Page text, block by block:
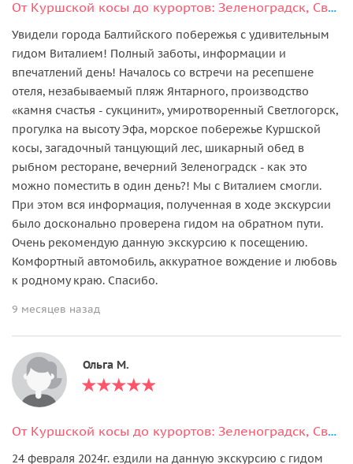
От Куршской косы до курортов: Зеленоградск, Светлогорск и Янтарный
Увидели города Балтийского побережья с удивительным
гидом Виталием! Полный заботы, информации и
впечатлений день! Началось со встречи на ресепшене
отеля, незабываемый пляж Янтарного, производство
«камня счастья - сукцинит», умиротворенный Светлогорск,
прогулка на высоту Эфа, морское побережье Куршской
косы, загадочный танцующий лес, шикарный обед в
рыбном ресторане, вечерний Зеленоградск - как это
можно поместить в один день?! Мы с Виталием смогли.
При этом вся информация, полученная в ходе экскурсии
было досконально проверена гидом на обратном пути.
Очень рекомендую данную экскурсию к посещению.
Комфортный автомобиль, аккуратное вождение и любовь
к родному краю. Спасибо.
9 месяцев назад
Ольга М.
От Куршской косы до курортов: Зеленоградск, Светлогорск и Янтарный
24 февраля 2024г. ездили на данную экскурсию с гидом